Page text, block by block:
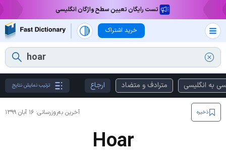
تست رایگان تعیین سطح واژگان انگلیسی
خرید اشتراک
به انگلیسی مترادف و متضاد ارجاع ترتیب نمایش نتایج
آخرین به‌روزرسانی: ۱۶ آبان ۱۳۹۹ ذخیره
Hoar